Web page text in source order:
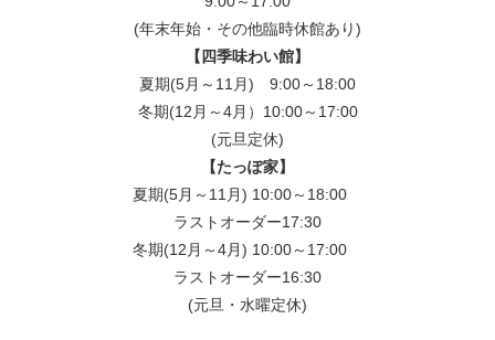
(年末年始・その他臨時休館あり)
【四季味わい館】
夏期(5月～11月) 9:00～18:00
冬期(12月～4月）10:00～17:00
(元旦定休)
【たっぽ家】
夏期(5月～11月) 10:00～18:00
ラストオーダー17:30
冬期(12月～4月) 10:00～17:00
ラストオーダー16:30
(元旦・水曜定休)